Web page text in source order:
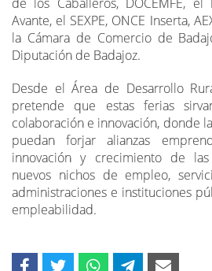
Avante, el SEXPE, ONCE Inserta,
la Cámara de Comercio de
Diputación de Badajoz.
Desde el Área de Desarrollo
pretende que estas ferias
colaboración e innovación, donde
puedan forjar alianzas
innovación y crecimiento de
nuevos nichos de empleo,
administraciones e instituciones
empleabilidad.